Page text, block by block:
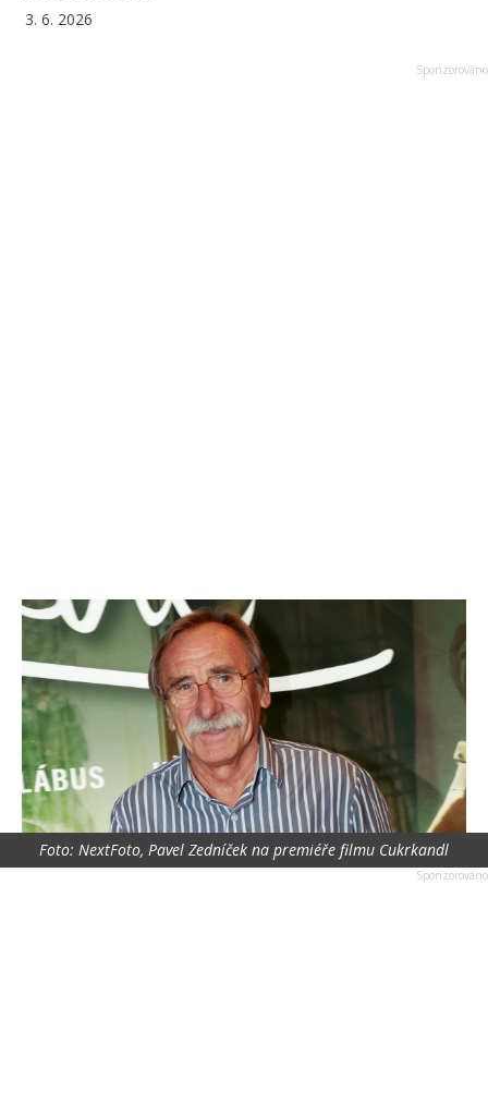
3. 6. 2026
Foto: NextFoto, Pavel Zedníček na premiéře filmu Cukrkandl